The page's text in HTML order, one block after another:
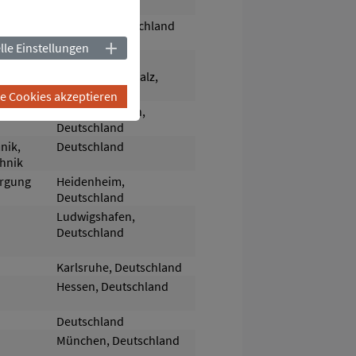
Dresden, Deutschland
Römerberg-
Dudenhofen/Pfalz,
Deutschland
Köln-Worringen,
Deutschland
Deutschland
Heidenheim,
Deutschland
Ludwigshafen,
Deutschland
Karlsruhe, Deutschland
Hessen, Deutschland
Deutschland
München, Deutschland
Einstellungen
Cookies akzeptieren